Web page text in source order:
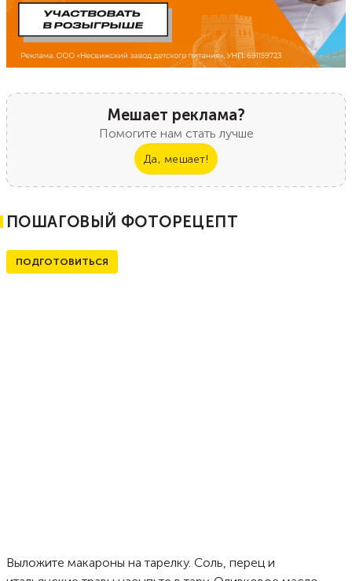
Мешает реклама?
Помогите нам стать лучше
Да, мешает!
ПОШАГОВЫЙ ФОТОРЕЦЕПТ
ПОДГОТОВИТЬСЯ
Выложите макароны на тарелку. Соль, перец и